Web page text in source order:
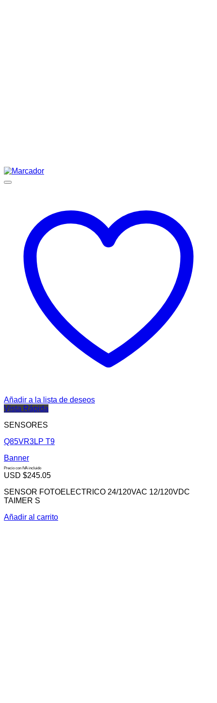
Añadir a la lista de deseos
Vista Rápida
SENSORES
Q85VR3LP T9
Banner
Precio con IVA incluido
USD $245.05
SENSOR FOTOELECTRICO 24/120VAC 12/120VDC
TAIMER S
Añadir al carrito